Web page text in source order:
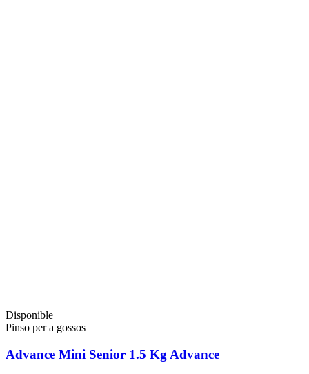
Disponible
Pinso per a gossos
Advance Mini Senior 1.5 Kg Advance